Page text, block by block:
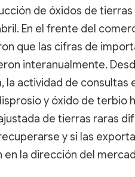
de óxidos de
En el frente del
que las cifras de
interanualmente.
la actividad de consultas
y óxido de terbio
de tierras raras
y si las
en la dirección del